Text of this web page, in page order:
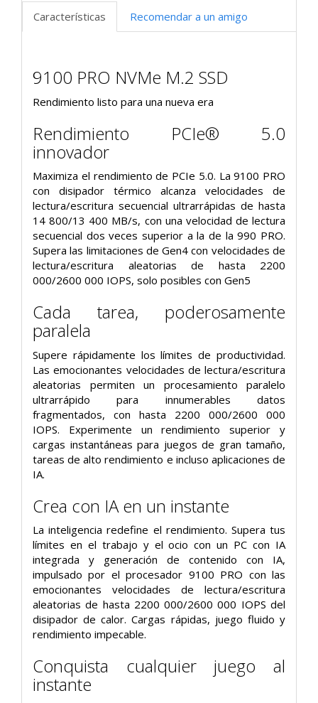
Características Recomendar a un amigo
9100 PRO NVMe M.2 SSD
Rendimiento listo para una nueva era
Rendimiento PCIe® 5.0
innovador
Maximiza el rendimiento de PCIe 5.0. La 9100 PRO
con disipador térmico alcanza velocidades de
lectura/escritura secuencial ultrarrápidas de hasta
14 800/13 400 MB/s, con una velocidad de lectura
secuencial dos veces superior a la de la 990 PRO.
Supera las limitaciones de Gen4 con velocidades de
lectura/escritura aleatorias de hasta 2200
000/2600 000 IOPS, solo posibles con Gen5
Cada tarea, poderosamente
paralela
Supere rápidamente los límites de productividad.
Las emocionantes velocidades de lectura/escritura
aleatorias permiten un procesamiento paralelo
ultrarrápido para innumerables datos
fragmentados, con hasta 2200 000/2600 000
IOPS. Experimente un rendimiento superior y
cargas instantáneas para juegos de gran tamaño,
tareas de alto rendimiento e incluso aplicaciones de
IA.
Crea con IA en un instante
La inteligencia redefine el rendimiento. Supera tus
límites en el trabajo y el ocio con un PC con IA
integrada y generación de contenido con IA,
impulsado por el procesador 9100 PRO con las
emocionantes velocidades de lectura/escritura
aleatorias de hasta 2200 000/2600 000 IOPS del
disipador de calor. Cargas rápidas, juego fluido y
rendimiento impecable.
Conquista cualquier juego al
instante